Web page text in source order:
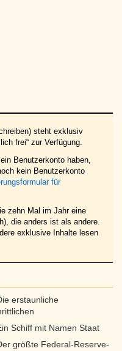
steht exklusiv
frei“ zur Verfügung.
Benutzerkonto haben,
kein Benutzerkonto
für
zehn Mal im Jahr eine
die anders ist als andere.
exklusive Inhalte lesen
erstaunliche
Schiff mit Namen Staat
größte Federal-Reserve-